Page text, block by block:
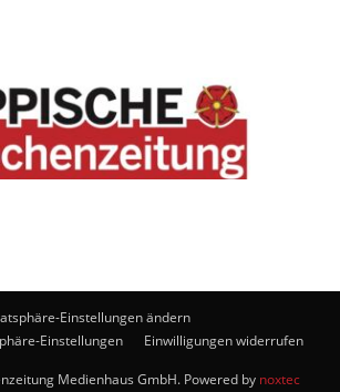
Einstellungen ändern
Einstellungen
Einwilligungen widerrufen
Medienhaus GmbH. Powered by noxtec